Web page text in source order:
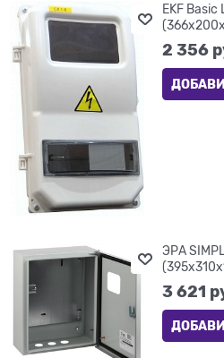
EKF
2 356
ЭРА
3 621